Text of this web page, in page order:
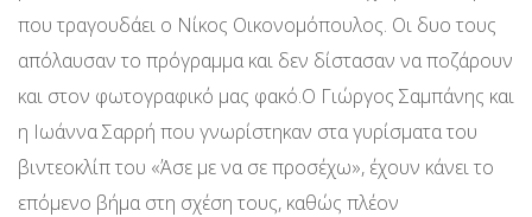
που τραγουδάει ο Νίκος Οικονομόπουλος. Οι δυο τους
απόλαυσαν το πρόγραμμα και δεν δίστασαν να ποζάρουν
και στον φωτογραφικό μας φακό.Ο Γιώργος Σαμπάνης και
η Ιωάννα Σαρρή που γνωρίστηκαν στα γυρίσματα του
βιντεοκλίπ του «Άσε με να σε προσέχω», έχουν κάνει το
επόμενο βήμα στη σχέση τους, καθώς πλέον